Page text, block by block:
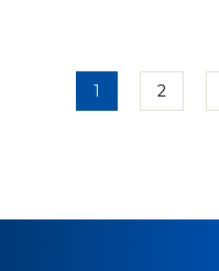
1 2